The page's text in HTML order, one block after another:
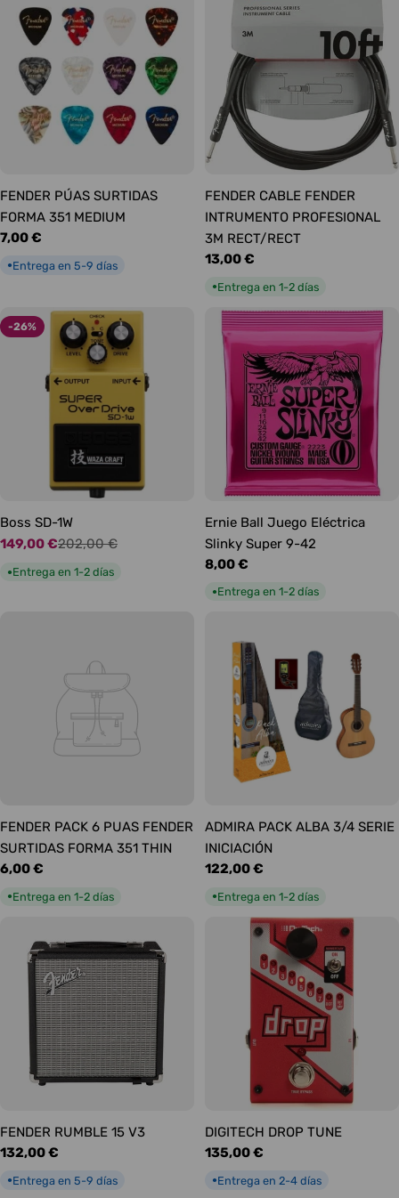
FENDER PÚAS SURTIDAS
FORMA 351 MEDIUM
Precio
7,00 €
●Entrega en 5-9 días
FENDER CABLE FENDER
INTRUMENTO PROFESIONAL
3M RECT/RECT
Precio
13,00 €
●Entrega en 1-2 días
-26%
Boss SD-1W
Precio
de
149,00 €
Precio
habitual
202,00 €
●Entrega en 1-2 días
Ernie Ball Juego Eléctrica
Slinky Super 9-42
Precio
habitual
8,00 €
●Entrega en 1-2 días
FENDER PACK 6 PUAS FENDER
SURTIDAS FORMA 351 THIN
Precio
6,00 €
●Entrega en 1-2 días
ADMIRA PACK ALBA 3/4 SERIE
INICIACIÓN
Precio
122,00 €
●Entrega en 1-2 días
FENDER RUMBLE 15 V3
Precio
132,00 €
●Entrega en 5-9 días
DIGITECH DROP TUNE
Precio
135,00 €
●Entrega en 2-4 días